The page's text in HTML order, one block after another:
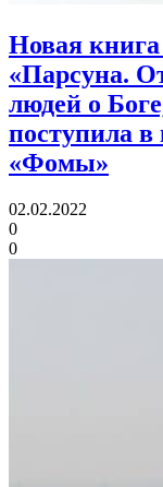
Новая
«Парсуна.
людей о
поступила в
«Фомы»
02.02.2022
0
0